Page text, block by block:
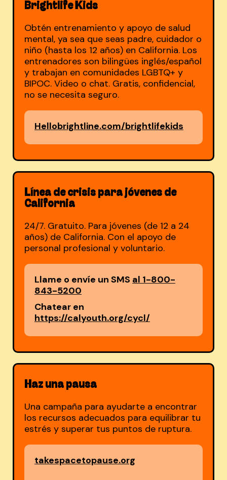
Brightlife Kids
Obtén entrenamiento y apoyo de salud
mental, ya sea que seas padre, cuidador o
niño (hasta los 12 años) en California. Los
entrenadores son bilingües inglés/español
y trabajan en comunidades LGBTQ+ y
BIPOC. Video o chat. Gratis, confidencial,
no se necesita seguro.
Hellobrightline.com/brightlifekids
Línea de crisis para jóvenes de
California
24/7. Gratuito. Para jóvenes (de 12 a 24
años) de California. Con el apoyo de
personal profesional y voluntario.
Llame o envíe un SMS al 1-800-
843-5200
Chatear en
https://calyouth.org/cycl/
Haz una pausa
Una campaña para ayudarte a encontrar
los recursos adecuados para equilibrar tu
estrés y superar tus puntos de ruptura.
takespacetopause.org